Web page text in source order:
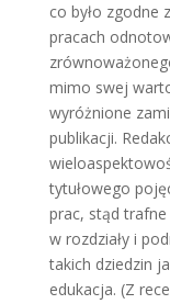
co było zgodne
pracach
mimo swej
wyróżnione
publikacji.
tytułowego
prac, stąd
w rozdziały i
takich dziedzin
edukacja. (Z